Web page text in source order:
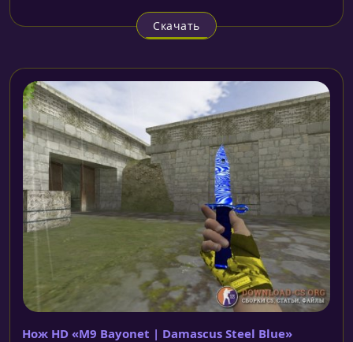
Скачать
Нож HD «M9 Bayonet | Damascus Steel Blue»